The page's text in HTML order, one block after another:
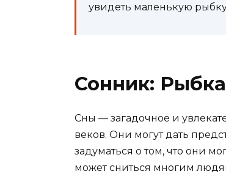
увидеть маленькую
Сонник:
Сны — загадочное и
веков. Они могут дать
задуматься о том, что они
может сниться многим